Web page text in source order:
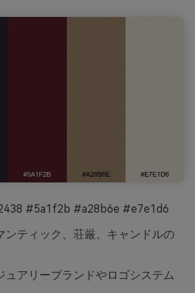
#5a1f2b #a28b6e #e7e1d6
ンティック、荘厳、キャンドルの
ュアリーブランドやロゴシステム